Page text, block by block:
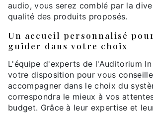
audio, vous serez comblé par la
qualité des produits proposés.
Un accueil personnalisé
guider dans votre choix
L'équipe d'experts de l'Auditorium In
votre disposition pour vous
accompagner dans le choix du
correspondra le mieux à vos
budget. Grâce à leur expertise et